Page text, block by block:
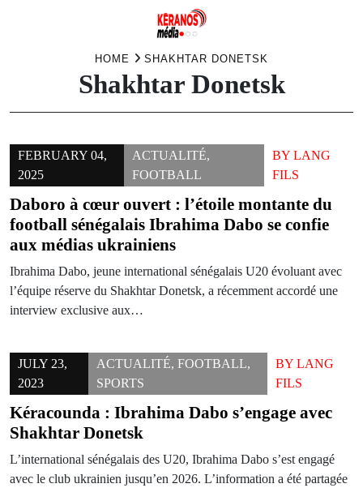
HOME SHAKHTAR DONETSK
Shakhtar Donetsk
FEBRUARY 04,
2025
ACTUALITÉ,
FOOTBALL
BYLANG
FILS
Daboro à cœur ouvert : l’étoile montante du
football sénégalais Ibrahima Dabo se confie
aux médias ukrainiens
Ibrahima Dabo, jeune international sénégalais U20 évoluant avec
l’équipe réserve du Shakhtar Donetsk, a récemment accordé une
interview exclusive aux…
JULY 23,
2023
ACTUALITÉ, FOOTBALL,
SPORTS
BY LANG
FILS
Kéracounda : Ibrahima Dabo s’engage avec
Shakhtar Donetsk
L’international sénégalais des U20, Ibrahima Dabo s’est engagé
avec le club ukrainien jusqu’en 2026. L’information a été partagée